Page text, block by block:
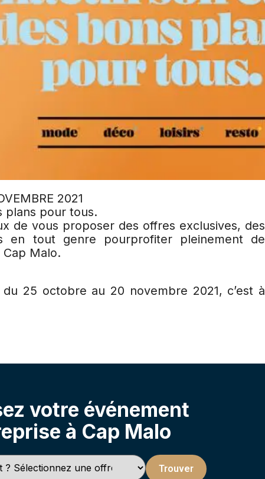
2021
plans pour tous.
de vous proposer des offres exclusives, des
en tout genre pourprofiter pleinement de
Malo.
25 octobre au 20 novembre 2021, c’est à
votre événement
à Cap Malo
Trouver